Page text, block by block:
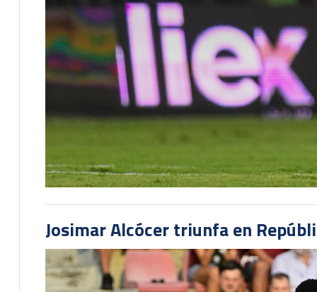
Josimar Alcócer triunfa en